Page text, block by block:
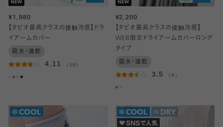
¥1,980
【タビオ最高クラスの接触冷感】ドラ
イアームカバー
吸水・速乾
4.11 （18）
¥2,200
【タビオ最高クラスの接触冷感】
WEB限定ドライアームカバーロング
タイプ
吸水・速乾
3.5 （4）